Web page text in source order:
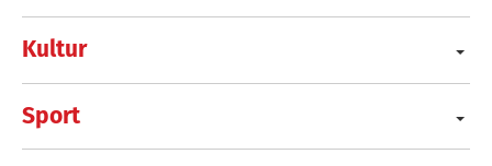
Kultur
Sport